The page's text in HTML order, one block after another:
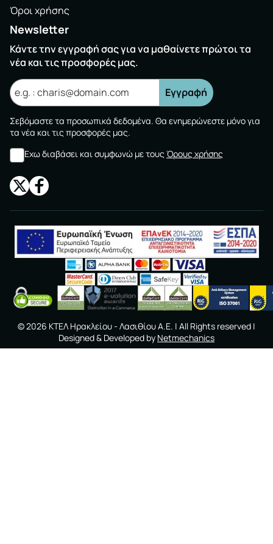
Όροι χρήσης
Newsletter
Κάντε την εγγραφή σας για να μαθαίνετε πρώτοι τα
νέα και τις προσφορές μας.
Εγγραφή
Σεβόμαστε τα προσωπικά δεδομένα. Θα ενημερώνεστε μόνο για
τα νέα και τις προσφορές μας.
Εχω διαβάσει και συμφωνώ με τους Όρους χρήσης
©2026 ΚΤΕΛ Ηρακλείου - Λασιθίου A.E. | All Rights reserved |
Designed & Developed by Netmechanics